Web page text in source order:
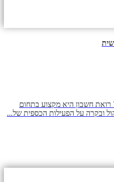
רואת חשבון היא מקצוע בתחום
ובקרה על הפעילות הכספית של...